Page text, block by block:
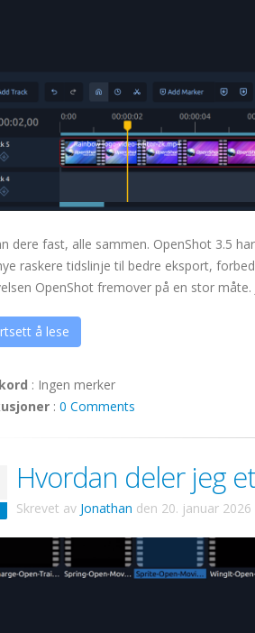
dere fast, alle sammen. OpenShot 3.5
raskere tidslinje til bedre eksport,
OpenShot fremover på en stor
å lese
: Ingen merker
: 0 Comments
Hvordan deler jeg
Skrevet av Jonathan den 20. januar 2026